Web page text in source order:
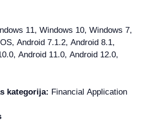
11, Windows 10, Windows 7,
Android 7.1.2, Android 8.1,
Android 11.0, Android 12.0,
kategorija: Financial Application